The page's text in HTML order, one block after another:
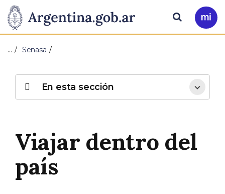
Presidencia
de
Nación
Pasar al contenido principal
Ir
a
Buscar
… Senasa
Viajar dentro del
país
En esta sección